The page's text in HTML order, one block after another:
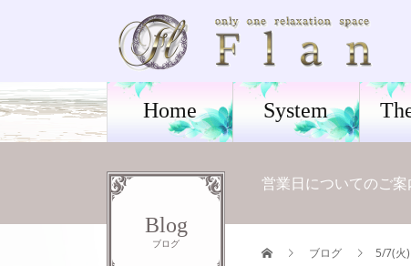
Home System
Blog
ブログ
営業日についてのご
ブログ 5/7(火